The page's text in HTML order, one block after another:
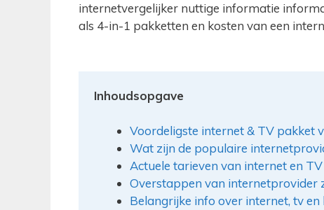
internetvergelijker nuttige informatie
als 4-in-1 pakketten en kosten van een
Inhoudsopgave
Voordeligste internet & TV pakket
Wat zijn de populaire
Actuele tarieven van internet en TV
Overstappen van internetprovider
Belangrijke info over internet, tv en